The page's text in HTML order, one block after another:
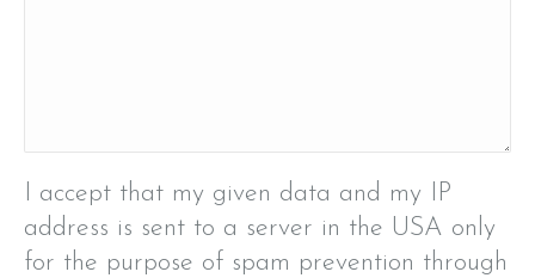
I accept that my given data and my IP
address is sent to a server in the USA only
for the purpose of spam prevention through